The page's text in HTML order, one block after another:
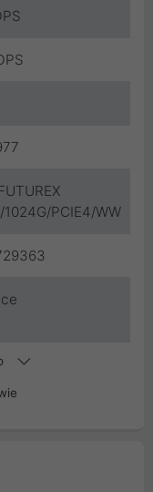
PCIE4/WW